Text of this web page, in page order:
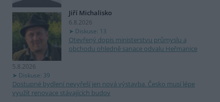
Jiří Michalisko
6.8.2026
Diskuse: 13
Otevřený dopis ministerstvu průmyslu a
obchodu ohledně sanace odvalu Heřmanice
5.8.2026
Diskuse: 39
Dostupné bydlení nevyřeší jen nová výstavba. Česko musí lépe
využít renovace stávajících budov